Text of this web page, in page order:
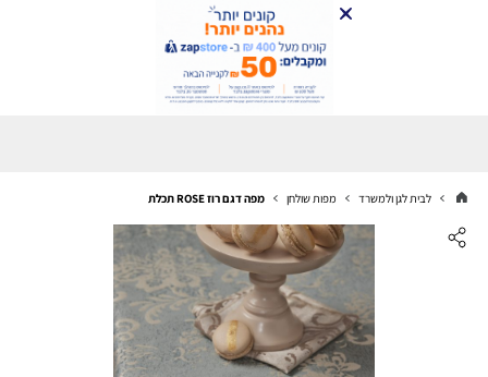
לבית לגן ולמשרד מפות שולחן מפה דגם רוז ROSE תכלת